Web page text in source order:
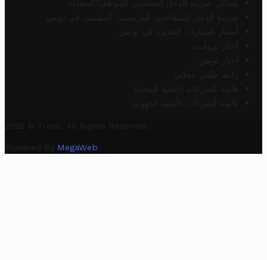
محاكي ضريبة الدخل الشخصي للموظف/المتقاعد
ضريبة الدخل للمتقاعدين الفرنسيين المقيمين في تونس
أسعار السيارات الجديدة في تونس
أخبار تروفيت
أخبار تونس
رابط خلفي مجاني
قائمة الشركات الأهلية المحلية
قائمة الشركات الأهلية الجهوية
2025 © Trovit. All Rights Reserved.
Powered By MegaWeb